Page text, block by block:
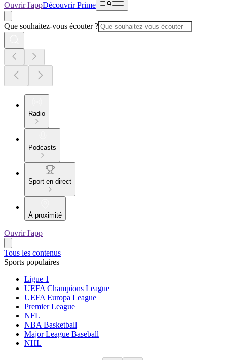
Ouvrir l'appDécouvrir Prime
Que souhaitez-vous écouter ?
Radio
Podcasts
Sport en direct
À proximité
Ouvrir l'app
Tous les contenus
Sports populaires
Ligue 1
UEFA Champions League
UEFA Europa League
Premier League
NFL
NBA Basketball
Major League Baseball
NHL